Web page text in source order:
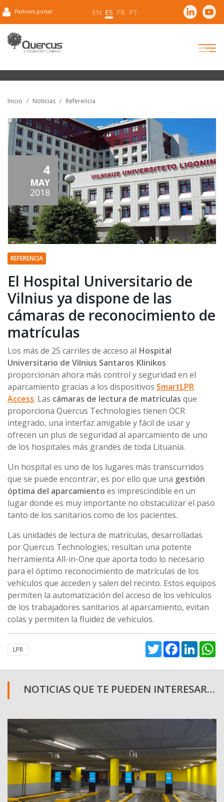
Partners portal EN ES FR PT
Inicio Noticias Referencia
4
MAY
2018
REFERENCIA
El Hospital Universitario de
Vilnius ya dispone de las
cámaras de reconocimiento de
matrículas
Los más de 25 carriles de acceso al Hospital
Universitario de Vilnius Santaros Klinikos
proporcionan ahora más control y seguridad en el
aparcamiento gracias a los dispositivos SmartLPR
Access. Las cámaras de lectura de matrículas que
proporciona Quercus Technologies tienen OCR
integrado, una interfaz amigable y fácil de usar y
ofrecen un plus de seguridad al aparcamiento de uno
de los hospitales más grandes de toda Lituania.
Un hospital es uno de los lugares más transcurridos
que se puede encontrar, es por ello que una gestión
óptima del aparcamiento es imprescindible en un
lugar donde es muy importante no obstaculizar el paso
tanto de los sanitarios como de los pacientes.
Las unidades de lectura de matrículas, desarrolladas
por Quercus Technologies, resultan una potente
herramienta All-in-One que aporta todo lo necesario
para el óptimo reconocimiento de matrículas de los
vehículos que acceden y salen del recinto. Estos equipos
permiten la automatización del acceso de los vehículos
de los trabajadores sanitarios al aparcamiento, evitan
colas y permiten la fluidez de vehículos.
LPR TwitterFacebook
NOTICIAS QUE TE PUEDEN INTERESAR…